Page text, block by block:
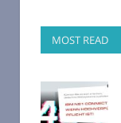
MOST READ